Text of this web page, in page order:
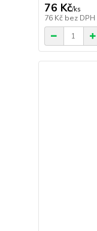
76 Kč/ks
76 Kč bez DPH